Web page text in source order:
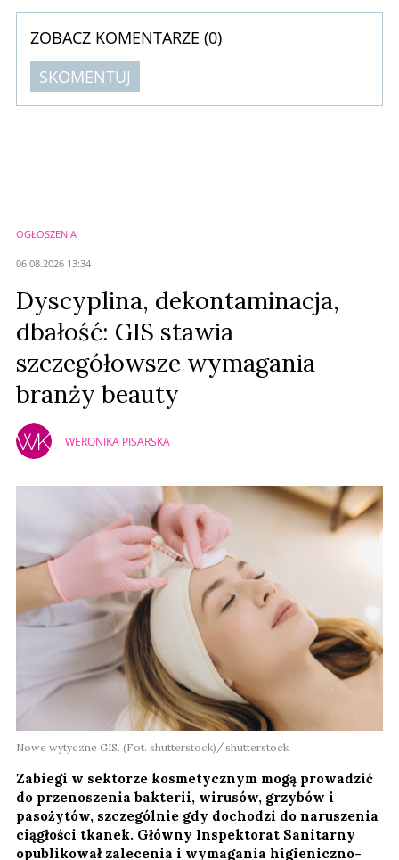
ZOBACZ KOMENTARZE (0)
SKOMENTUJ
OGŁOSZENIA
06.08.2026 13:34
Dyscyplina, dekontaminacja,
dbałość: GIS stawia
szczegółowsze wymagania
branży beauty
WERONIKA PISARSKA
Nowe wytyczne GIS. (Fot. shutterstock) shutterstock
Zabiegi w sektorze kosmetycznym mogą prowadzić
do przenoszenia bakterii, wirusów, grzybów i
pasożytów, szczególnie gdy dochodzi do naruszenia
ciągłości tkanek. Główny Inspektorat Sanitarny
opublikował zalecenia i wymagania higieniczno-